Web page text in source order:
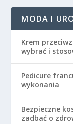
MODA I
Krem
wybrać i
Pedicure
wykonania
Bezpieczne
zadbać o